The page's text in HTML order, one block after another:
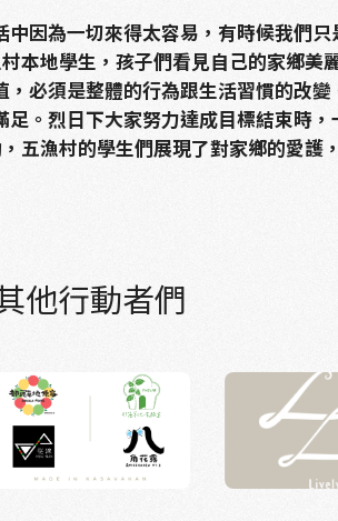
因為一切來得太容易，有時候我們只
本地學生，孩子們看見自己的家鄉美
必須是整體的行為跟生活習慣的改變
。烈日下大家努力達成目標結束時
五漁村的學生們展現了對家鄉的愛護
他行動者們